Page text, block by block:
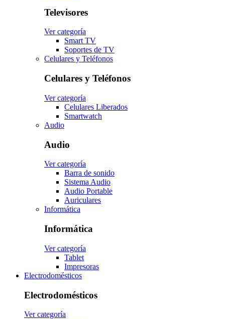
Televisores
Ver categoría
Smart TV
Soportes de TV
Celulares y Teléfonos
Celulares y Teléfonos
Ver categoría
Celulares Liberados
Smartwatch
Audio
Audio
Ver categoría
Barra de sonido
Sistema Audio
Audio Portable
Auriculares
Informática
Informática
Ver categoría
Tablet
Impresoras
Electrodomésticos
Electrodomésticos
Ver categoría